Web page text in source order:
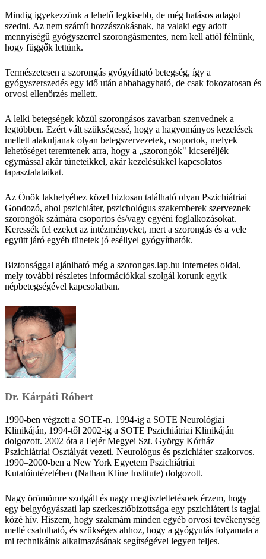
Mindig igyekezzünk a lehető legkisebb, de még hatásos adagot
szedni. Az nem számít hozzászokásnak, ha valaki egy adott
mennyiségű gyógyszerrel szorongásmentes, nem kell attól félnünk,
hogy függők lettünk.
Természetesen a szorongás gyógyítható betegség, így a
gyógyszerszedés egy idő után abbahagyható, de csak fokozatosan és
orvosi ellenőrzés mellett.
A lelki betegségek közül szorongásos zavarban szenvednek a
legtöbben. Ezért vált szükségessé, hogy a hagyományos kezelések
mellett alakuljanak olyan betegszervezetek, csoportok, melyek
lehetőséget teremtenek arra, hogy a „szorongók" kicseréljék
egymással akár tüneteikkel, akár kezelésükkel kapcsolatos
tapasztalataikat.
Az Önök lakhelyéhez közel biztosan található olyan Pszichiátriai
Gondozó, ahol pszichiáter, pszichológus szakemberek szerveznek
szorongók számára csoportos és/vagy egyéni foglalkozásokat.
Keressék fel ezeket az intézményeket, mert a szorongás és a vele
együtt járó egyéb tünetek jó eséllyel gyógyíthatók.
Biztonsággal ajánlható még a szorongas.lap.hu internetes oldal,
mely további részletes információkkal szolgál korunk egyik
népbetegségével kapcsolatban.
Dr. Kárpáti Róbert
1990-ben végzett a SOTE-n. 1994-ig a SOTE Neurológiai
Klinikáján, 1994-től 2002-ig a SOTE Pszichiátriai Klinikáján
dolgozott. 2002 óta a Fejér Megyei Szt. György Kórház
Pszichiátriai Osztályát vezeti. Neurológus és pszichiáter szakorvos.
1990–2000-ben a New York Egyetem Pszichiátriai
Kutatóintézetében (Nathan Kline Institute) dolgozott.
Nagy örömömre szolgált és nagy megtiszteltetésnek érzem, hogy
egy belgyógyászati lap szerkesztőbizottsága egy pszichiátert is tagjai
közé hív. Hiszem, hogy szakmám minden egyéb orvosi tevékenység
mellé csatolható, és szükséges ahhoz, hogy a gyógyulás folyamata a
mi technikáink alkalmazásának segítségével legyen teljes.